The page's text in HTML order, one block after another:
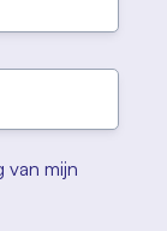
van mijn